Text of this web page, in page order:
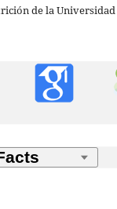
de la